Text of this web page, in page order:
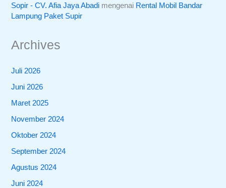
Sopir - CV. Afia Jaya Abadi mengenai Rental Mobil Bandar
Lampung Paket Supir
Archives
Juli 2026
Juni 2026
Maret 2025
November 2024
Oktober 2024
September 2024
Agustus 2024
Juni 2024